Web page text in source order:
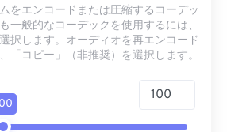
をエンコードまたは圧縮するコーデッ
一般的なコーデックを使用するには、
択します。オーディオを再エンコード
「コピー」（非推奨）を選択します。